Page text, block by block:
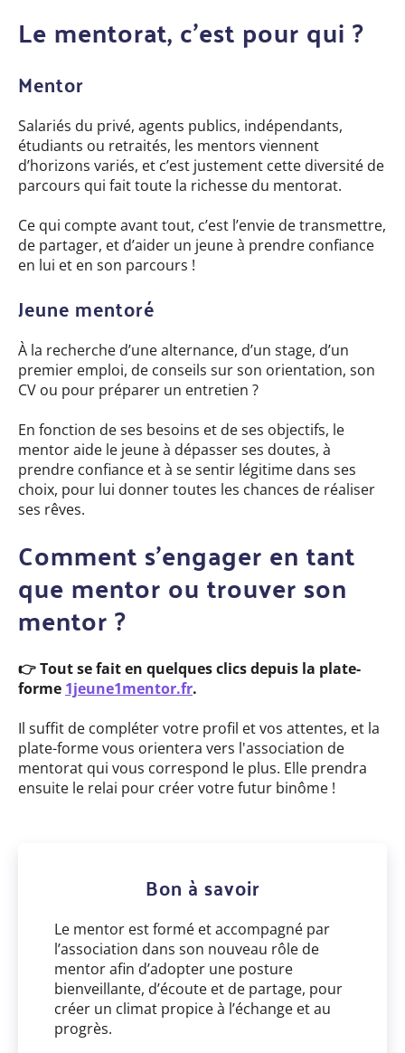
Le mentorat, c’est pour qui ?
Mentor
Salariés du privé, agents publics, indépendants,
étudiants ou retraités, les mentors viennent
d’horizons variés, et c’est justement cette diversité de
parcours qui fait toute la richesse du mentorat.
Ce qui compte avant tout, c’est l’envie de transmettre,
de partager, et d’aider un jeune à prendre confiance
en lui et en son parcours !
Jeune mentoré
À la recherche d’une alternance, d’un stage, d’un
premier emploi, de conseils sur son orientation, son
CV ou pour préparer un entretien ?
En fonction de ses besoins et de ses objectifs, le
mentor aide le jeune à dépasser ses doutes, à
prendre confiance et à se sentir légitime dans ses
choix, pour lui donner toutes les chances de réaliser
ses rêves.
Comment s’engager en tant
que mentor ou trouver son
mentor ?
👉 Tout se fait en quelques clics depuis la plate-
forme 1jeune1mentor.fr.
Il suffit de compléter votre profil et vos attentes, et la
plate-forme vous orientera vers l'association de
mentorat qui vous correspond le plus. Elle prendra
ensuite le relai pour créer votre futur binôme !
Bon à savoir
Le mentor est formé et accompagné par
l’association dans son nouveau rôle de
mentor afin d’adopter une posture
bienveillante, d’écoute et de partage, pour
créer un climat propice à l’échange et au
progrès.